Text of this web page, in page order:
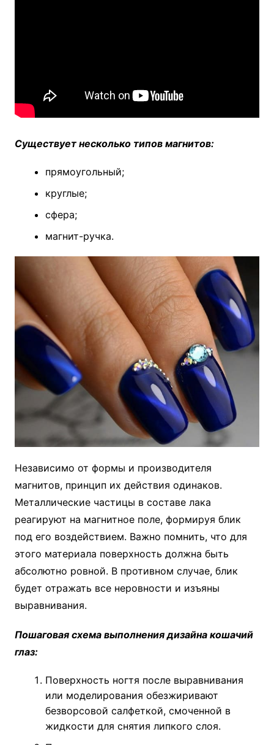
Существует несколько типов магнитов:
прямоугольный;
круглые;
сфера;
магнит-ручка.
Независимо от формы и производителя
магнитов, принцип их действия одинаков.
Металлические частицы в составе лака
реагируют на магнитное поле, формируя блик
под его воздействием. Важно помнить, что для
этого материала поверхность должна быть
абсолютно ровной. В противном случае, блик
будет отражать все неровности и изъяны
выравнивания.
Пошаговая схема выполнения дизайна кошачий
глаз:
Поверхность ногтя после выравнивания
или моделирования обезжиривают
безворсовой салфеткой, смоченной в
жидкости для снятия липкого слоя.